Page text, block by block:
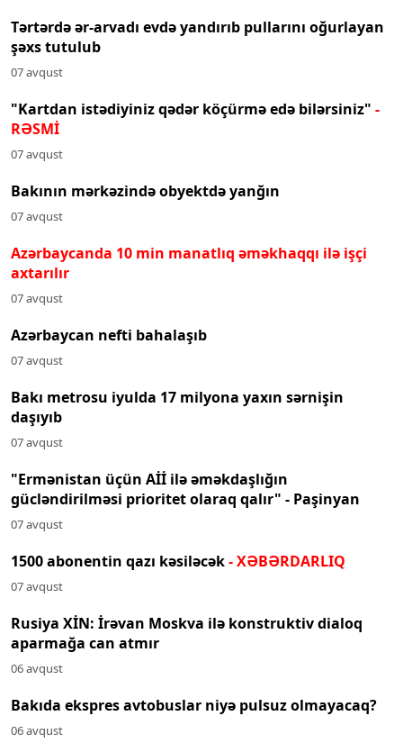
Tərtərdə ər-arvadı evdə yandırıb pullarını oğurlayan
şəxs tutulub
07 avqust
"Kartdan istədiyiniz qədər köçürmə edə bilərsiniz" -
RƏSMİ
07 avqust
Bakının mərkəzində obyektdə yanğın
07 avqust
Azərbaycanda 10 min manatlıq əməkhaqqı ilə işçi
axtarılır
07 avqust
Azərbaycan nefti bahalaşıb
07 avqust
Bakı metrosu iyulda 17 milyona yaxın sərnişin
daşıyıb
07 avqust
"Ermənistan üçün Aİİ ilə əməkdaşlığın
gücləndirilməsi prioritet olaraq qalır" - Paşinyan
07 avqust
1500 abonentin qazı kəsiləcək- XƏBƏRDARLIQ
07 avqust
Rusiya XİN: İrəvan Moskva ilə konstruktiv dialoq
aparmağa can atmır
06 avqust
Bakıda ekspres avtobuslar niyə pulsuz olmayacaq?
06 avqust